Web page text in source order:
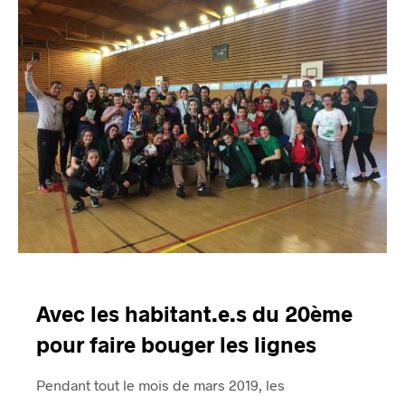
Avec les habitant.e.s du 20ème
pour faire bouger les lignes
Pendant tout le mois de mars 2019, les